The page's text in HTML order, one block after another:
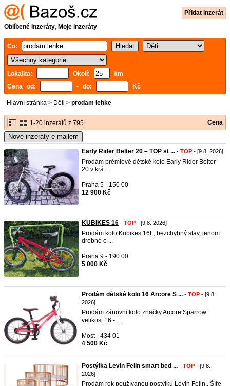
Přidat inzerát
Oblíbené inzeráty, Moje inzeráty
Co:
Lokalita: Okolí:
km
Cena od:
- do: Kč
Hlavní stránka > Děti > prodam lehke
1-20 inzerátů z 795 Cena
Nové inzeráty e-mailem
Early Rider Belter 20 – TOP st ... - TOP - [9.8. 2026]
Prodám prémiové dětské kolo Early Rider Belter
20 v krá ...
Praha 5 - 150 00
12 900 Kč
KUBIKES 16 - TOP - [9.8. 2026]
Prodám kolo Kubikes 16L, bezchybný stav, jenom
drobné o ...
Praha 9 - 190 00
5 000 Kč
Prodám dětské kolo 16 Arcore S ... - TOP - [9.8.
2026]
Prodám zánovní kolo značky Arcore Sparrow
velikost 16 - ...
Most - 434 01
4 500 Kč
Postýlka Levin Felin smart bed ... - TOP - [9.8.
2026]
Prodám rok používanou postýlku Levin Felin.. Šíře